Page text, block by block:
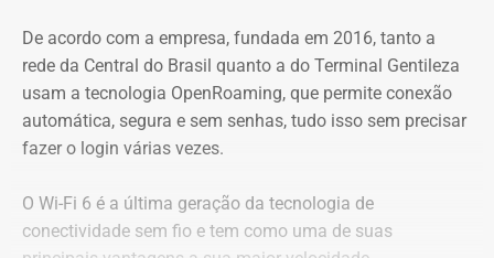
Captura de tela da publicação de André Janones, utilizado como prova na
representação de Alana Passos — Foto: Reprodução
Na representação, Alana Passos argumenta que, por se
De acordo com a empresa, fundada em 2016, tanto a
rede da Central do Brasil quanto a do Terminal Gentileza
usam a tecnologia OpenRoaming, que permite conexão
automática, segura e sem senhas, tudo isso sem precisar
fazer o login várias vezes.
O Wi-Fi 6 é a última geração da tecnologia de
conectividade sem fio e tem como uma de suas